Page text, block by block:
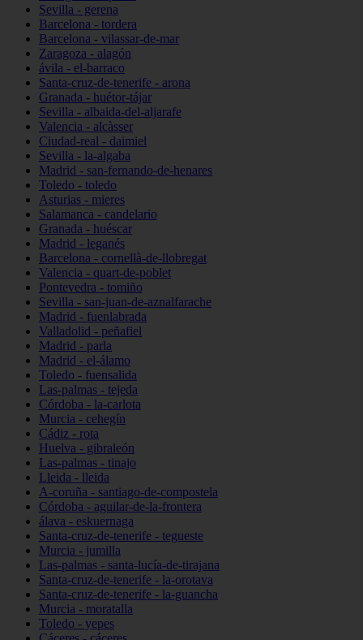
Sevilla - gerena
Barcelona - tordera
Barcelona - vilassar-de-mar
Zaragoza - alagón
ávila - el-barraco
Santa-cruz-de-tenerife - arona
Granada - huétor-tájar
Sevilla - albaida-del-aljarafe
Valencia - alcàsser
Ciudad-real - daimiel
Sevilla - la-algaba
Madrid - san-fernando-de-henares
Toledo - toledo
Asturias - mieres
Salamanca - candelario
Granada - huéscar
Madrid - leganés
Barcelona - cornellà-de-llobregat
Valencia - quart-de-poblet
Pontevedra - tomiño
Sevilla - san-juan-de-aznalfarache
Madrid - fuenlabrada
Valladolid - peñafiel
Madrid - parla
Madrid - el-álamo
Toledo - fuensalida
Las-palmas - tejeda
Córdoba - la-carlota
Murcia - cehegín
Cádiz - rota
Huelva - gibraleón
Las-palmas - tinajo
Lleida - lleida
A-coruña - santiago-de-compostela
Córdoba - aguilar-de-la-frontera
álava - eskuernaga
Santa-cruz-de-tenerife - tegueste
Murcia - jumilla
Las-palmas - santa-lucía-de-tirajana
Santa-cruz-de-tenerife - la-orotava
Santa-cruz-de-tenerife - la-guancha
Murcia - moratalla
Toledo - yepes